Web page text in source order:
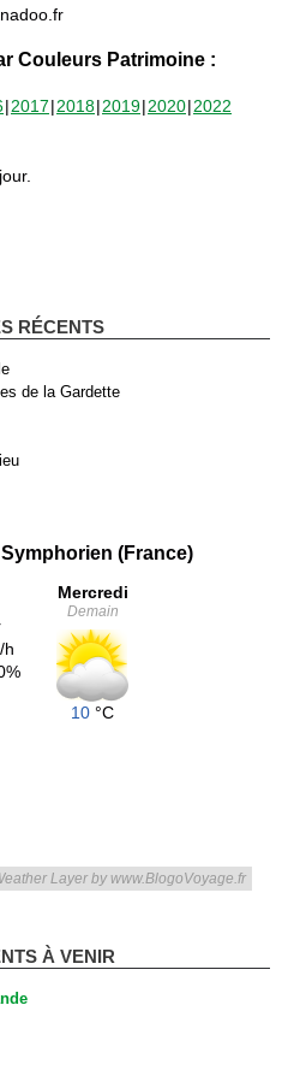
Couleurs Patrimoine :
2017 2018 2019 2020 2022
RÉCENTS
de la Gardette
(France)
h
Mercredi
Demain
10 °C
Layer by www.BlogoVoyage.fr
À VENIR